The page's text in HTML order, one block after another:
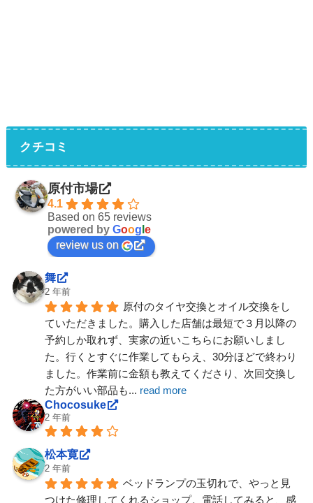
クチコミ
原付市場
4.1
Based on 65 reviews
powered by Goog e
review us on
舞
2 年前
原付のタイヤ交換とオイル交換をし
ていただきました。購入した店舗は最短で３月以降の
予約しか取れず、実家の近いこちらにお願いしまし
た。行くとすぐに作業してもらえ、30分ほどで終わり
ました。作業前に金額も教えてくださり、次回交換し
た方がいい部品も... read more
Chocosuke
2 年前
松本寛
2 年前
ベッドランプの玉切れで、やっと見
つけた修理してくれるショップ。電話してみると、感